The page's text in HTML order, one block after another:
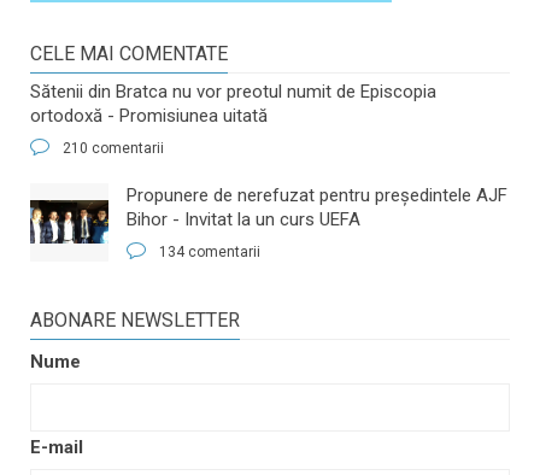
CELE MAI COMENTATE
Sătenii din Bratca nu vor preotul numit de Episcopia
ortodoxă - Promisiunea uitată
210 comentarii
​Propunere de nerefuzat pentru preşedintele AJF
Bihor - Invitat la un curs UEFA
134 comentarii
ABONARE NEWSLETTER
Nume
E-mail